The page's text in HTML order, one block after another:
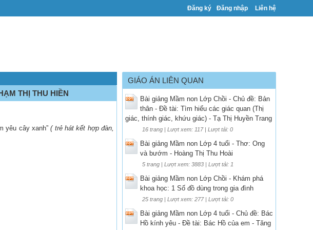
Đăng ký Đăng nhập Liên hệ
THỊ THU HIỀN
yêu cây xanh”( trẻ hát kết hợp đàn,
GIÁO ÁN LIÊN QUAN
Bài giảng Mầm non Lớp Chồi - Chủ đề: Bản
thân - Đề tài: Tìm hiểu các giác quan (Thị
giác, thính giác, khứu giác) - Tạ Thị Huyền Trang
16 trang | Lượt xem: 117 | Lượt tải: 0
Bài giảng Mầm non Lớp 4 tuổi - Thơ: Ong
và bướm - Hoàng Thị Thu Hoài
5 trang | Lượt xem: 3883 | Lượt tải: 1
Bài giảng Mầm non Lớp Chồi - Khám phá
khoa học: 1 Số đồ dùng trong gia đình
25 trang | Lượt xem: 277 | Lượt tải: 0
Bài giảng Mầm non Lớp 4 tuổi - Chủ đề: Bác
Hồ kính yêu - Đề tài: Bác Hồ của em - Tăng